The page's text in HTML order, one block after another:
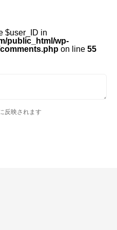
$user_ID in
public_html/wp-
on line 55
反映されます